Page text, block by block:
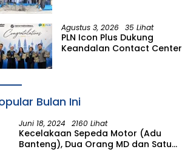
Berkelanjutan di Jawa Barat
Agustus 3, 2026 35 Lihat
PLN Icon Plus Dukung
Keandalan Contact Center
Bulan Ini
Juni 18, 2024 2160 Lihat
Kecelakaan Sepeda Motor (Adu
Banteng), Dua Orang MD dan Satu